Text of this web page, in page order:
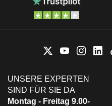
UNSERE EXPERTEN
SIND FÜR SIE DA
Montag - Freitag 9.00-